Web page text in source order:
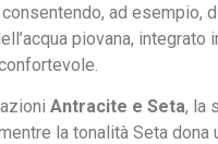
ad
piovana, integrato
Antracite e Seta, la
la tonalità Seta